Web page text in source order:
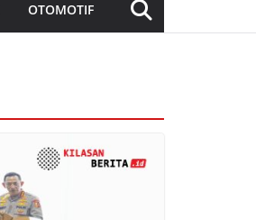
OTOMOTIF